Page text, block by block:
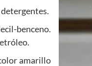
benceno.
amarillo